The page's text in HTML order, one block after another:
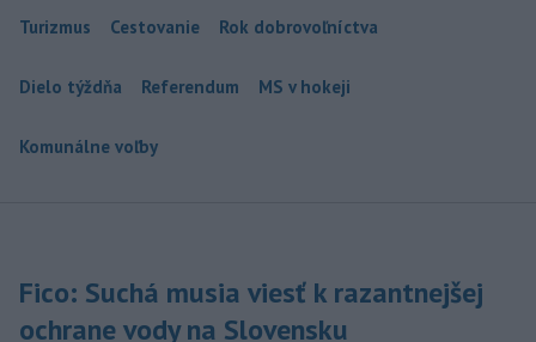
Turizmus Cestovanie Rok dobrovoľníctva
Dielo týždňa Referendum MS v hokeji
Komunálne voľby
Fico: Suchá musia viesť k razantnejšej
ochrane vody na Slovensku